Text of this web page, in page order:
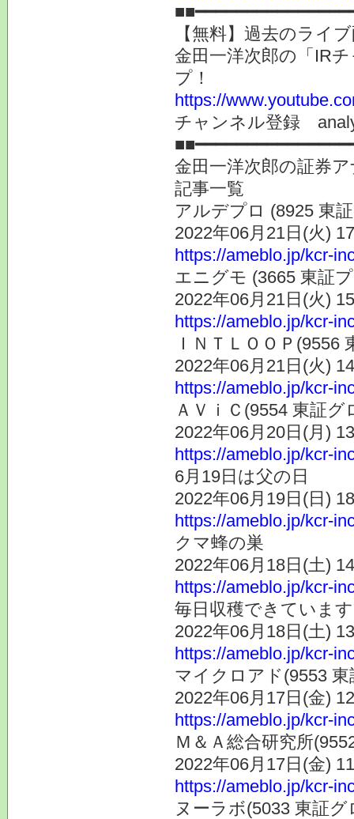
【無料】過去のライ
金田一洋次郎の「IR
プ！
https://
チャンネル登録
金田一洋次郎の証券
記事一覧
アルデプロ (8925 東
2022年06月21日(火)
https://ameblo.jp/kcr-
エニグモ (3665 東証
2022年06月21日(火)
https://ameblo.jp/kcr-
ＩＮＴＬＯＯＰ
2022年06月21日(火)
https://ameblo.jp/kcr-
ＡＶｉＣ(9554 東証
2022年06月20日(月)
https://ameblo.jp/kcr-
6月19日は父の日
2022年06月19日(日)
https://ameblo.jp/kcr-
クマ蜂の巣
2022年06月18日(土)
https://ameblo.jp/kcr-
毎日収穫できていま
2022年06月18日(土)
https://ameblo.jp/kcr-
マイクロアド(9553
2022年06月17日(金)
https://ameblo.jp/kcr-
Ｍ＆Ａ総合研究所
2022年06月17日(金)
https://ameblo.jp/kcr-
ヌーラボ(5033 東証